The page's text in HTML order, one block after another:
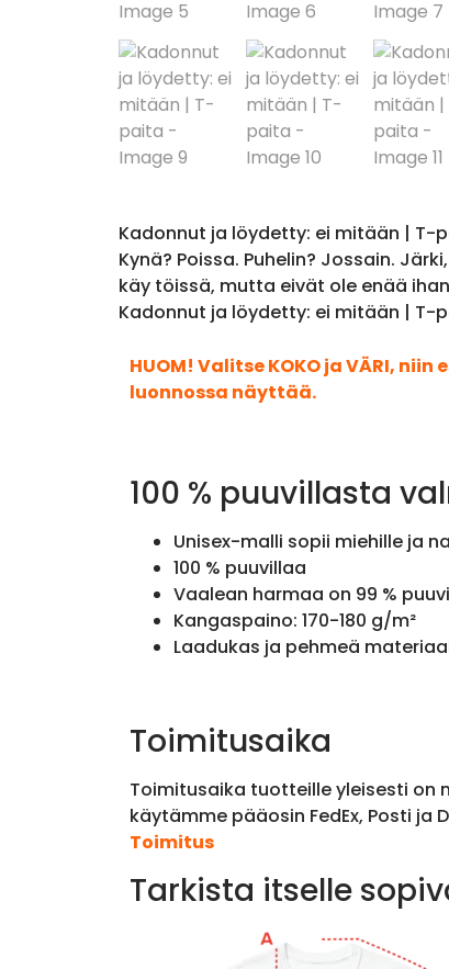
Kadonnut ja löydetty: ei mitään | T-
Kynä? Poissa. Puhelin? Jossain.
käy töissä, mutta eivät ole enää
Kadonnut ja löydetty: ei mitään | T-
HUOM! Valitse KOKO ja VÄRI,
luonnossa näyttää.
100 % puuvillasta
Unisex-malli sopii miehille ja
100 % puuvillaa
Vaalean harmaa on 99 %
Kangaspaino: 170-180 g/m²
Laadukas ja pehmeä
Toimitusaika
Toimitusaika tuotteille yleisesti on
käytämme pääosin FedEx, Posti
Toimitus
Tarkista itselle